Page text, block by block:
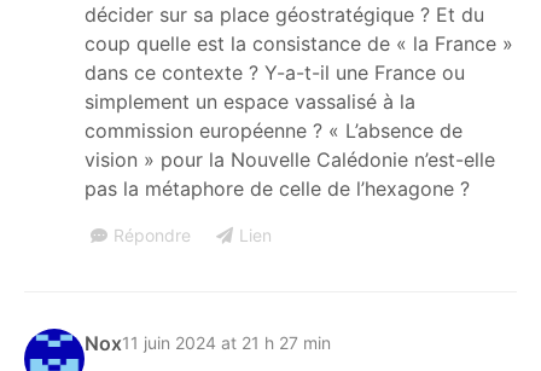
décider sur sa place géostratégique ? Et du
coup quelle est la consistance de « la France »
dans ce contexte ? Y-a-t-il une France ou
simplement un espace vassalisé à la
commission européenne ? « L’absence de
vision » pour la Nouvelle Calédonie n’est-elle
pas la métaphore de celle de l’hexagone ?
Répondre Lien
Nox11 juin 2024 at 21 h 27 min